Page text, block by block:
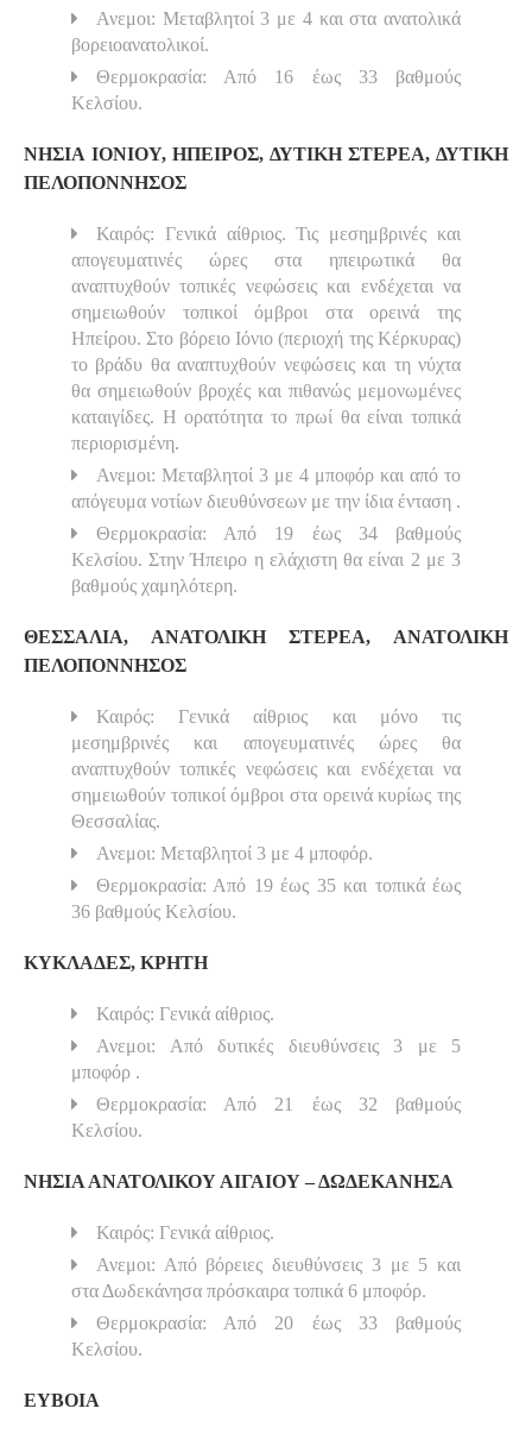
Ανεμοι: Μεταβλητοί 3 με 4 και στα ανατολικά
βορειοανατολικοί.
Θερμοκρασία: Από 16 έως 33 βαθμούς
Κελσίου.
ΝΗΣΙΑ ΙΟΝΙΟΥ, ΗΠΕΙΡΟΣ, ΔΥΤΙΚΗ ΣΤΕΡΕΑ, ΔΥΤΙΚΗ
ΠΕΛΟΠΟΝΝΗΣΟΣ
Καιρός: Γενικά αίθριος. Τις μεσημβρινές και
απογευματινές ώρες στα ηπειρωτικά θα
αναπτυχθούν τοπικές νεφώσεις και ενδέχεται να
σημειωθούν τοπικοί όμβροι στα ορεινά της
Ηπείρου. Στο βόρειο Ιόνιο (περιοχή της Κέρκυρας)
το βράδυ θα αναπτυχθούν νεφώσεις και τη νύχτα
θα σημειωθούν βροχές και πιθανώς μεμονωμένες
καταιγίδες. Η ορατότητα το πρωί θα είναι τοπικά
περιορισμένη.
Ανεμοι: Μεταβλητοί 3 με 4 μποφόρ και από το
απόγευμα νοτίων διευθύνσεων με την ίδια ένταση .
Θερμοκρασία: Από 19 έως 34 βαθμούς
Κελσίου. Στην Ήπειρο η ελάχιστη θα είναι 2 με 3
βαθμούς χαμηλότερη.
ΘΕΣΣΑΛΙΑ, ΑΝΑΤΟΛΙΚΗ ΣΤΕΡΕΑ, ΑΝΑΤΟΛΙΚΗ
ΠΕΛΟΠΟΝΝΗΣΟΣ
Καιρός: Γενικά αίθριος και μόνο τις
μεσημβρινές και απογευματινές ώρες θα
αναπτυχθούν τοπικές νεφώσεις και ενδέχεται να
σημειωθούν τοπικοί όμβροι στα ορεινά κυρίως της
Θεσσαλίας.
Ανεμοι: Μεταβλητοί 3 με 4 μποφόρ.
Θερμοκρασία: Από 19 έως 35 και τοπικά έως
36 βαθμούς Κελσίου.
ΚΥΚΛΑΔΕΣ, ΚΡΗΤΗ
Καιρός: Γενικά αίθριος.
Ανεμοι: Από δυτικές διευθύνσεις 3 με 5
μποφόρ .
Θερμοκρασία: Από 21 έως 32 βαθμούς
Κελσίου.
ΝΗΣΙΑ ΑΝΑΤΟΛΙΚΟΥ ΑΙΓΑΙΟΥ – ΔΩΔΕΚΑΝΗΣΑ
Καιρός: Γενικά αίθριος.
Ανεμοι: Από βόρειες διευθύνσεις 3 με 5 και
στα Δωδεκάνησα πρόσκαιρα τοπικά 6 μποφόρ.
Θερμοκρασία: Από 20 έως 33 βαθμούς
Κελσίου.
ΕΥΒΟΙΑ